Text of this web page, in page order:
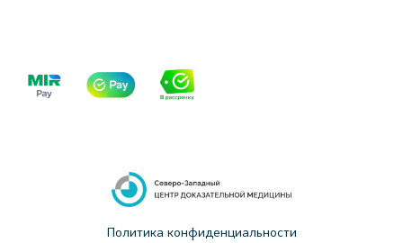
Политика конфиденциальности